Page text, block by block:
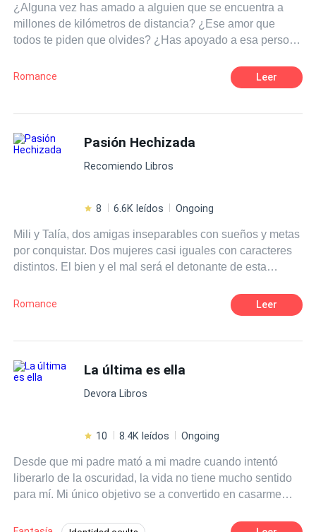
¿Alguna vez has amado a alguien que se encuentra a
millones de kilómetros de distancia? ¿Ese amor que
todos te piden que olvides? ¿Has apoyado a esa persona
a alguien imposible? Pues te diré algo, esa es la rutina
mejor renunciar a todo.
Romance Leer
Pasión Hechizada
Recomiendo Libros
8 6.6K leídos Ongoing
Mili y Talía, dos amigas inseparables con sueños y metas
por conquistar. Dos mujeres casi iguales con caracteres
distintos. El bien y el mal será el detonante de esta
lucharán para poder pertenecer al corazón del único
pasión hechizada.
Romance Leer
La última es ella
Devora Libros
10 8.4K leídos Ongoing
Desde que mi padre mató a mi madre cuando intentó
liberarlo de la oscuridad, la vida no tiene mucho sentido
para mí. Mi único objetivo se a convertido en casarme
asesinarlo. Pero mis poderes no son nada comparados